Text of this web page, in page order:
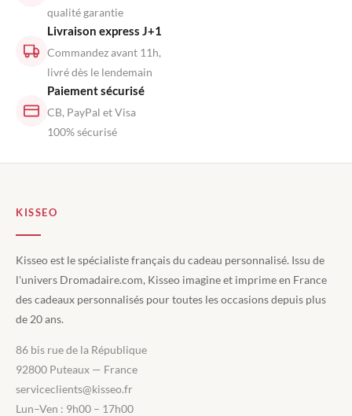
qualité garantie
Livraison express J+1
Commandez avant 11h,
livré dès le lendemain
Paiement sécurisé
CB, PayPal et Visa
100% sécurisé
KISSEO
Kisseo est le spécialiste français du cadeau personnalisé. Issu de
l'univers Dromadaire.com, Kisseo imagine et imprime en France
des cadeaux personnalisés pour toutes les occasions depuis plus
de 20 ans.
86 bis rue de la République
92800 Puteaux — France
serviceclients@kisseo.fr
Lun–Ven : 9h00 – 17h00